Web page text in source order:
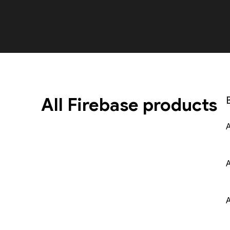
All Firebase products